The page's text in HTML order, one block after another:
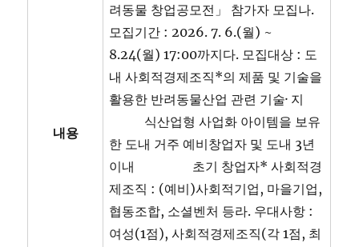
내용
려동물 창업공모전」 참가자 모집나.
모집기간 : 2026. 7. 6.(월) ~
8.24(월) 17:00까지다. 모집대상 : 도
내 사회적경제조직*의 제품 및 기술을
활용한 반려동물산업 관련 기술· 지
식산업형 사업화 아이템을 보유
한 도내 거주 예비창업자 및 도내 3년
이내 초기 창업자* 사회적경
제조직 : (예비)사회적기업, 마을기업,
협동조합, 소셜벤처 등라. 우대사항 :
여성(1점), 사회적경제조직(각 1점, 최